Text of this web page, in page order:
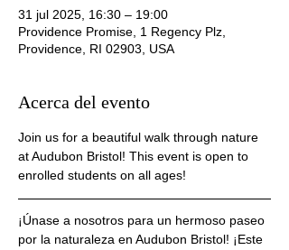
31 jul 2025, 16:30 – 19:00
Providence Promise, 1 Regency Plz,
Providence, RI 02903, USA
Acerca del evento
Join us for a beautiful walk through nature
at Audubon Bristol! This event is open to
enrolled students on all ages!
¡Únase a nosotros para un hermoso paseo
por la naturaleza en Audubon Bristol! ¡Este